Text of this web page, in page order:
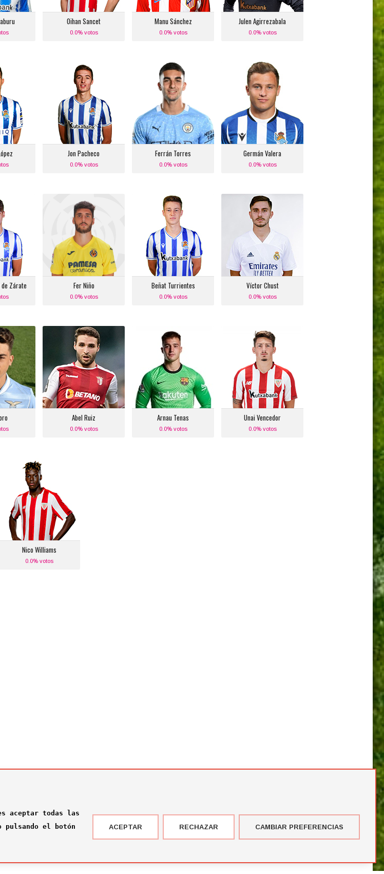
Oihan Sancet
0.0% votos
Manu Sánchez
0.0% votos
Atlético de Madrid
Julen Agirrezabala
0.0% votos
Jon Pacheco
0.0% votos
Jon Pacheco
Posición:
Defensa Central
Izquierdo
Equipo actual:
Real Sociedad
Ferrán Torres
0.0% votos
Ferrán Torres
Posición:
Banda Derecha
Equipo actual:
Valencia C.F.
Germán Valera
0.0% votos
Germán Valera
Posición:
Banda Izquierda
Equipo actual:
Atlético de Madrid
Zárate
Zárate
Derecho
Fer Niño
0.0% votos
Fer Niño
Posición:
Delantero Centro
Equipo actual:
Villarreal C.F.
Beñat Turrientes
0.0% votos
Beñat Turrientes
Posición:
Medio Centro Derecho
Equipo actual:
Real Sociedad
Víctor Chust
0.0% votos
Víctor Chust
Posición:
Defensa Central Derecho
Equipo actual:
Real Madrid
Abel Ruiz
0.0% votos
Abel Ruiz
Posición:
Delantero Centro
Equipo actual:
F.C. Barcelona
Arnau Tenas
0.0% votos
Arnau Tenas
Posición:
Portero
Equipo actual:
F.C. Barcelona
Unai Vencedor
0.0% votos
Unai Vencedor
Posición:
Medio Centro Derecho
Equipo actual:
Athletic de Bilbao
Nico Williams
0.0% votos
Nico Williams
Posición:
Banda Derecha
Equipo actual:
Athletic de Bilbao
aceptar todas las
pulsando el botón
ACEPTAR RECHAZAR CAMBIAR PREFERENCIAS